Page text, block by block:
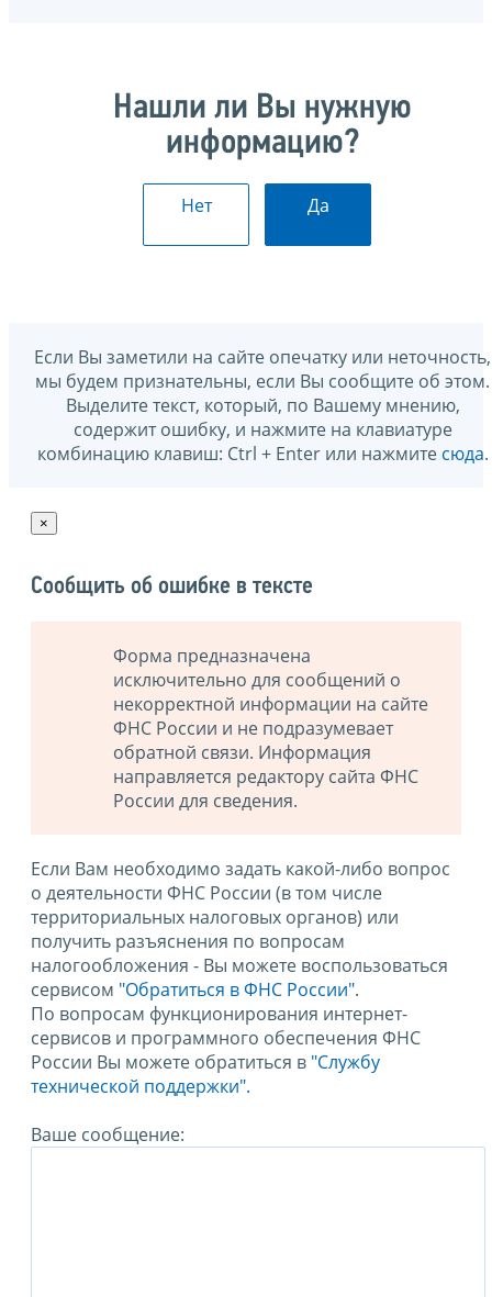
Нашли ли Вы нужную
информацию?
Нет Да
Если Вы заметили на сайте опечатку или неточность,
мы будем признательны, если Вы сообщите об этом.
Выделите текст, который, по Вашему мнению,
содержит ошибку, и нажмите на клавиатуре
комбинацию клавиш: Ctrl + Enter или нажмите сюда.
×
Сообщить об ошибке в тексте
Форма предназначена
исключительно для сообщений о
некорректной информации на сайте
ФНС России и не подразумевает
обратной связи. Информация
направляется редактору сайта ФНС
России для сведения.
Если Вам необходимо задать какой-либо вопрос
о деятельности ФНС России (в том числе
территориальных налоговых органов) или
получить разъяснения по вопросам
налогообложения - Вы можете воспользоваться
сервисом "Обратиться в ФНС России".
По вопросам функционирования интернет-
сервисов и программного обеспечения ФНС
России Вы можете обратиться в "Службу
технической поддержки".
Ваше сообщение: